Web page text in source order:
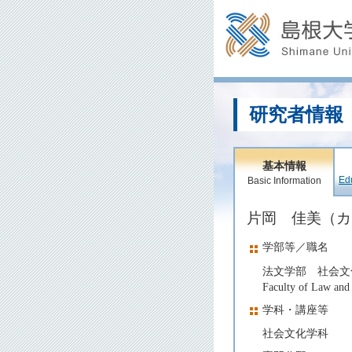
研究者情報
基本情報
Basic Information
片岡 佳美（
学部等／職名
法文学部 社会
Faculty of Law
学科・講座等
社会文化学科